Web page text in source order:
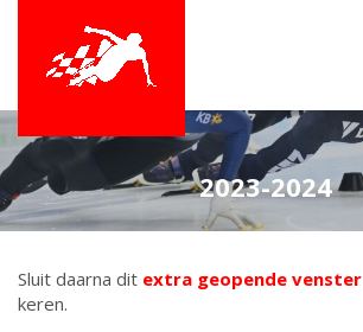
2023-2024
Sluit daarna dit extra geopende venster
keren.